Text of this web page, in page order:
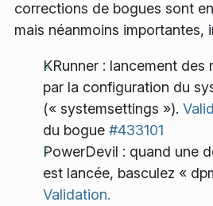
corrections de bogues sont
mais néanmoins importantes,
KRunner : lancement des
par la configuration du
(« systemsettings »).
du bogue #433101
PowerDevil : quand une
est lancée, basculez «
Validation.